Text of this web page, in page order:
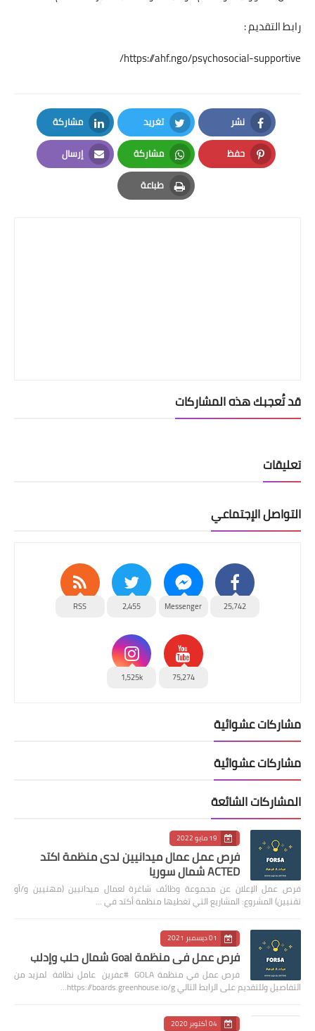
رابط التقديم :
https://ahf.ngo/psychosocial-supportive/
نشر
Facebook
تغريد
Twitter
مشاركة
LinkedIn
حفظ
Pinterest
مشاركة
Whatsapp
إرسال
Email
طباعة
Print
قد تُعجبك هذه المشاركات
تعليقات
التواصل الإجتماعي
25,742
Messenger
2,455
RSS
75,274
1,525k
مشاركات عشوائية
مشاركات عشوائية
المشاركات الشائعة
19 مايو 2022
فرص عمل عمال ميدانيين لدى منظمة اكتد
ACTED شمال سوريا
فرص عمل الإعلان عن مجموعة وظائف شاغرة لعمال ميدانيين (مهنيين و/أو
تقنيين) المشروع: المشاريع التي تغطيها منظمة أكتد في …
01 ديسمبر 2021
فرص عمل في منظمة Goal شمال حلب وإدلب
فرص عمل في منظمة GOLA #عفرين عامل نظافة لمزيد من
التفاصيل وللتقديم على الرابط التالي https://boards.greenhouse.io/g…
04 أكتوبر 2020